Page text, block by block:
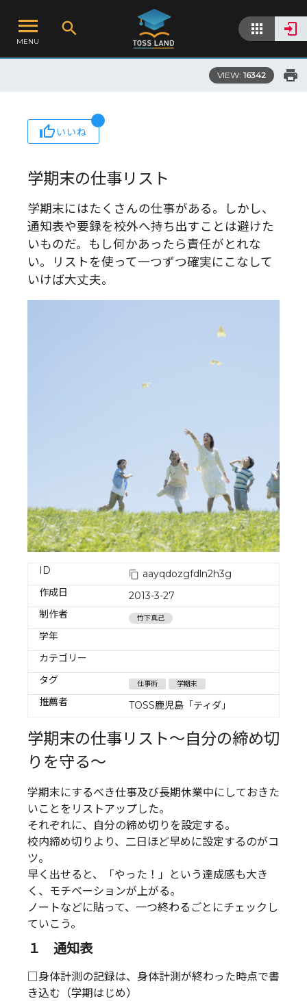
MENU
VIEW: 16342
いいね
学期末の仕事リスト
学期末にはたくさんの仕事がある。しかし、
通知表や要録を校外へ持ち出すことは避けた
いものだ。もし何かあったら責任がとれな
い。リストを使って一つずつ確実にこなして
いけば大丈夫。
ID
aayqdozgfdln2h3g
作成日
2013-3-27
制作者
竹下真己
学年
カテゴリー
タグ
仕事術 学期末
推薦者 TOSS鹿児島「ティダ」
学期末の仕事リスト～自分の締め切
りを守る～
学期末にするべき仕事及び長期休業中にしておきた
いことをリストアップした。
それぞれに、自分の締め切りを設定する。
校内締め切りより、二日ほど早めに設定するのがコ
ツ。
早く出せると、「やった！」という達成感も大き
く、モチベーションが上がる。
ノートなどに貼って、一つ終わるごとにチェックし
ていこう。
１ 通知表
□身体計測の記録は、身体計測が終わった時点で書
き込む（学期はじめ）